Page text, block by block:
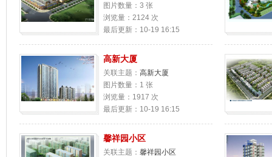
图片数量：3 张
浏览量：2124 次
最后更新：10-19 16:15
高新大厦
关联主题： 高新大厦
图片数量：1 张
浏览量：1917 次
最后更新：10-19 16:15
馨祥园小区
关联主题： 馨祥园小区